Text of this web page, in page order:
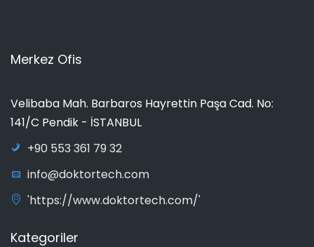
Merkez Ofis
Velibaba Mah. Barbaros Hayrettin Paşa Cad. No:
141/C Pendik - İSTANBUL
+90 553 361 79 32
info@doktortech.com
'https://www.doktortech.com/'
Kategoriler